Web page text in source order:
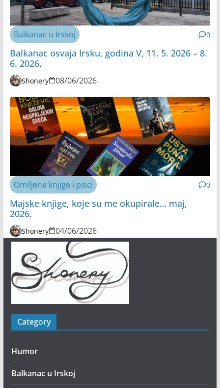
Balkanac u Irskoj 0
Balkanac osvaja Irsku, godina V, 11. 5. 2026 – 8.
6. 2026.
Shonery 08/06/2026
Omiljene knjige i pisci 0
Majske knjige, koje su me okupirale… maj,
2026.
Shonery 04/06/2026
Category
Humor
Balkanac u Irskoj